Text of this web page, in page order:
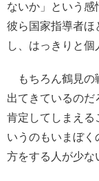
ないか」という感
彼ら国家指導者ほ
し、はっきりと個
もちろん鶴見
出てきているのだ
肯定してしまえる
いうのもいまぼく
方をする人が少な